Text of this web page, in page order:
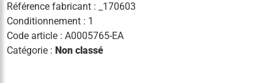
15ka
ac
eaton
Référence fabricant :
_170603
Conditionnement : 1
Code article :A0005765-EA
Catégorie :Non classé